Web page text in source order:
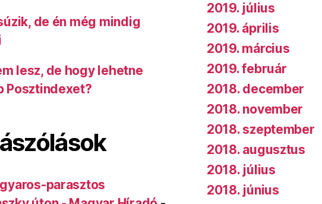
de én még mindig
lesz, de hogy lehetne
Posztindexet?
parasztos
2019. július
2019. április
2019. március
2019. február
2018. december
2018. november
2018. szeptember
2018. augusztus
2018. július
2018. június